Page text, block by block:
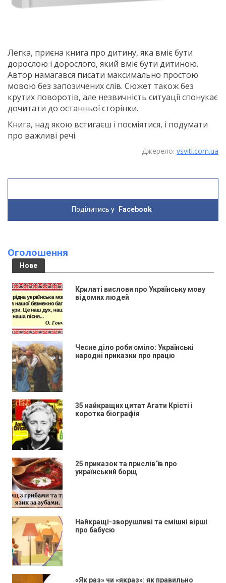
Легка, приєна книга про дитину, яка вміє бути
дорослою і дорослого, який вміє бути дитиною.
Автор намагався писати максимально простою
мовою без запозичених слів. Сюжет також без
крутих поворотів, але незвичність ситуації спонукає
дочитати до останньої сторінки.
Книга, над якою встигаєш і посміятися, і подумати
про важливі речі.
Джерело: vsviti.com.ua
Поділитись у Facebook
Оголошення
Нове
Крилаті вислови про Українську мову
відомих людей
Чесне діло роби сміло: Українські
народні приказки про працю
35 найкращих цитат Агати Крісті і
коротка біографія
25 приказок та прислів’їв про
український борщ
Найкращі-зворушливі та смішні вірші
про бабусю
«Як раз» чи «якраз»: як правильно